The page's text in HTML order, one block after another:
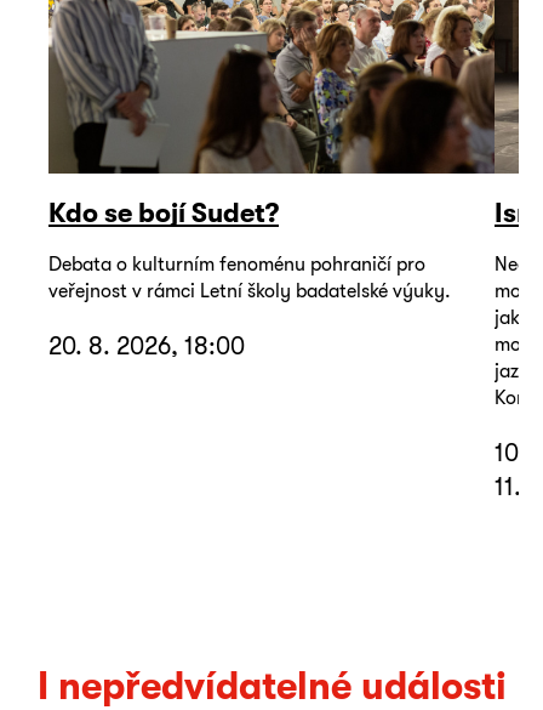
Kdo se bojí Sudet?
Debata o kulturním fenoménu pohraničí pro
veřejnost v rámci Letní školy badatelské výuky.
20. 8. 2026, 18:00
jako
10.
11.
I nepředvídatelné události